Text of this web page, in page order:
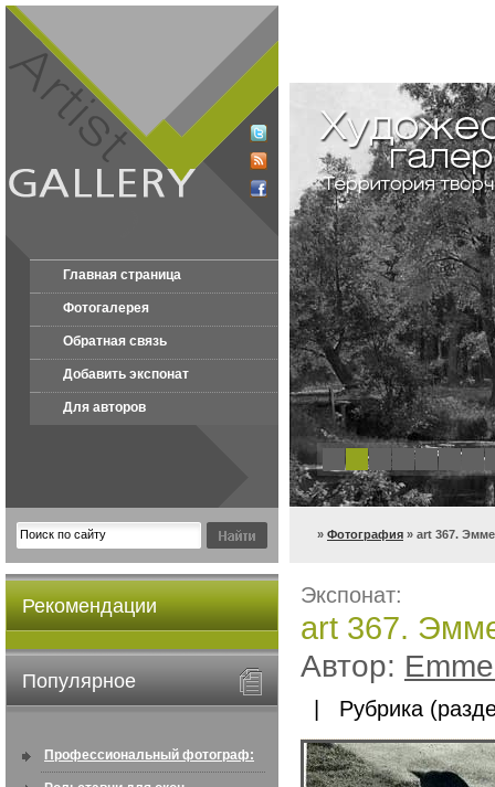
Главная страница
Фотогалерея
Обратная связь
Добавить экспонат
Для авторов
» Фотография » art 367.
Рекомендации
Популярное
Профессиональный фотограф:
Экспонат:
art 367.
Автор:
| Рубрика